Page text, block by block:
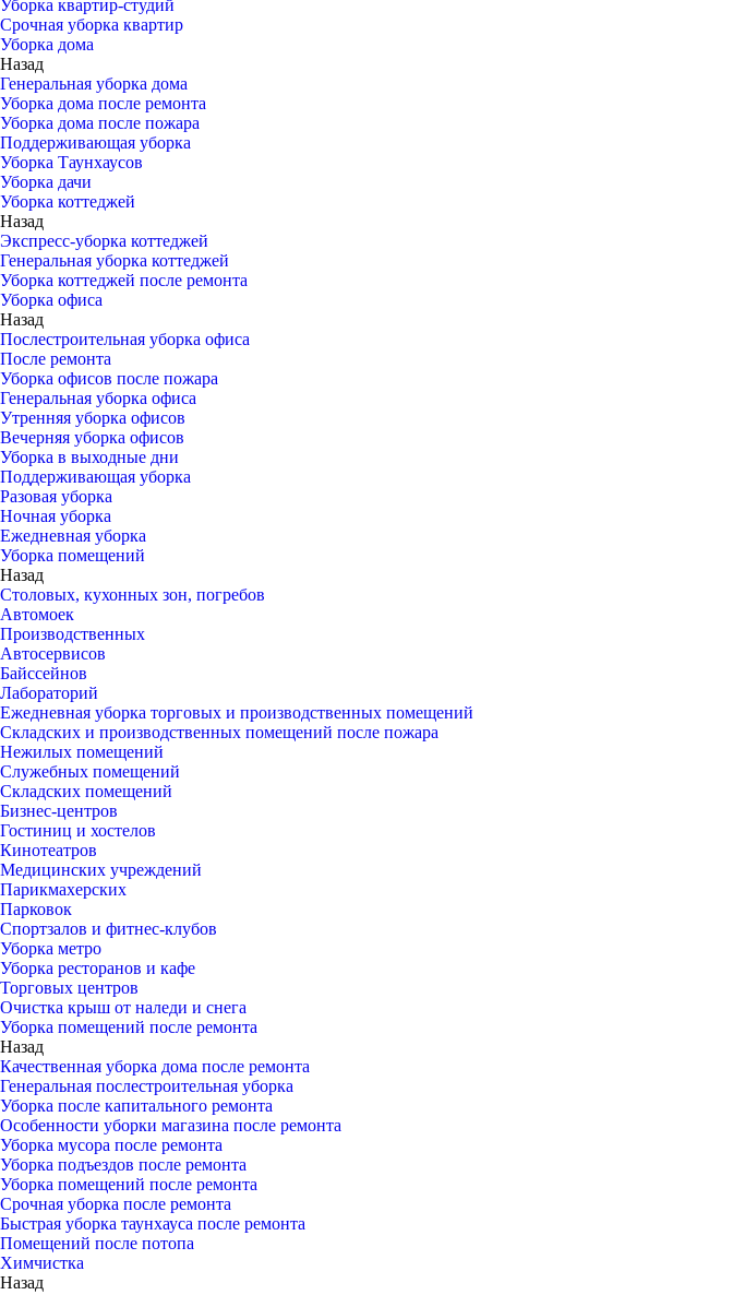
Уборка квартир-студий
Срочная уборка квартир
Уборка дома
Назад
Генеральная уборка дома
Уборка дома после ремонта
Уборка дома после пожара
Поддерживающая уборка
Уборка Таунхаусов
Уборка дачи
Уборка коттеджей
Назад
Экспресс-уборка коттеджей
Генеральная уборка коттеджей
Уборка коттеджей после ремонта
Уборка офиса
Назад
Послестроительная уборка офиса
После ремонта
Уборка офисов после пожара
Генеральная уборка офиса
Утренняя уборка офисов
Вечерняя уборка офисов
Уборка в выходные дни
Поддерживающая уборка
Разовая уборка
Ночная уборка
Ежедневная уборка
Уборка помещений
Назад
Столовых, кухонных зон, погребов
Автомоек
Производственных
Автосервисов
Байссейнов
Лабораторий
Ежедневная уборка торговых и производственных помещений
Складских и производственных помещений после пожара
Нежилых помещений
Служебных помещений
Складских помещений
Бизнес-центров
Гостиниц и хостелов
Кинотеатров
Медицинских учреждений
Парикмахерских
Парковок
Спортзалов и фитнес-клубов
Уборка метро
Уборка ресторанов и кафе
Торговых центров
Очистка крыш от наледи и снега
Уборка помещений после ремонта
Назад
Качественная уборка дома после ремонта
Генеральная послестроительная уборка
Уборка после капитального ремонта
Особенности уборки магазина после ремонта
Уборка мусора после ремонта
Уборка подъездов после ремонта
Уборка помещений после ремонта
Срочная уборка после ремонта
Быстрая уборка таунхауса после ремонта
Помещений после потопа
Химчистка
Назад